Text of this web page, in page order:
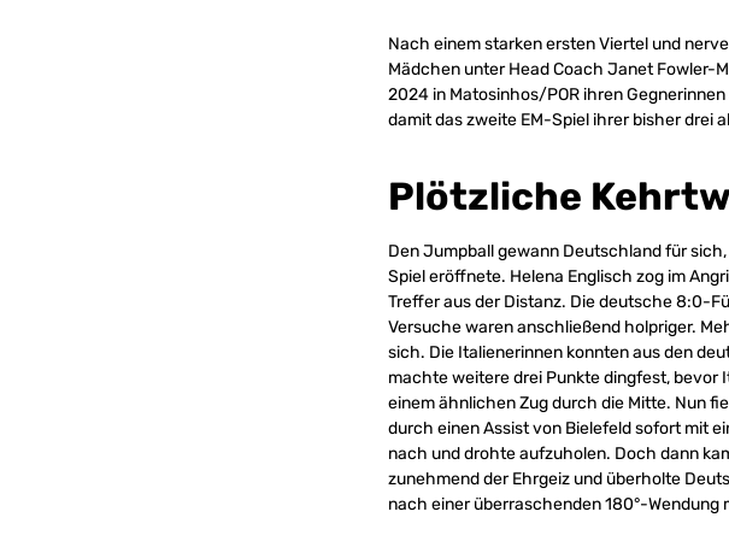
Nach einem starken ersten Viertel und
Mädchen unter Head Coach Janet Fowler-
2024 in Matosinhos/POR ihren
damit das zweite EM-Spiel ihrer bisher drei
Plötzliche
Den Jumpball gewann Deutschland für
Spiel eröffnete. Helena Englisch zog im
Treffer aus der Distanz. Die deutsche 8:0-
Versuche waren anschließend holpriger.
sich. Die Italienerinnen konnten aus den
machte weitere drei Punkte dingfest, bevor
einem ähnlichen Zug durch die Mitte. Nun
durch einen Assist von Bielefeld sofort mit
nach und drohte aufzuholen. Doch dann
zunehmend der Ehrgeiz und überholte
nach einer überraschenden 180°-Wendung